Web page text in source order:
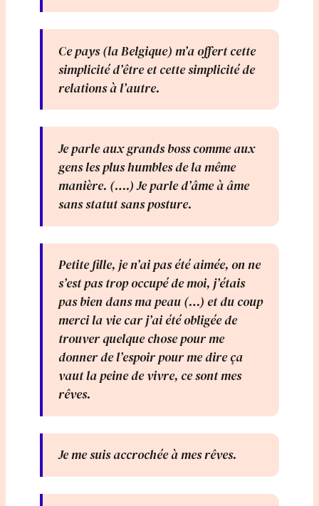
Ce pays (la Belgique) m’a offert cette
simplicité d’être et cette simplicité de
relations à l’autre.
Je parle aux grands boss comme aux
gens les plus humbles de la même
manière. (….) Je parle d’âme à âme
sans statut sans posture.
Petite fille, je n’ai pas été aimée, on ne
s’est pas trop occupé de moi, j’étais
pas bien dans ma peau (…) et du coup
merci la vie car j’ai été obligée de
trouver quelque chose pour me
donner de l’espoir pour me dire ça
vaut la peine de vivre, ce sont mes
rêves.
Je me suis accrochée à mes rêves.